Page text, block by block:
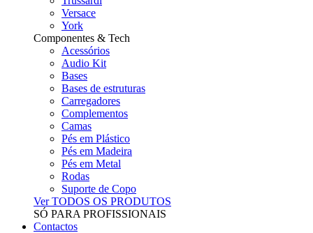
Versace
York
Componentes & Tech
Acessórios
Audio Kit
Bases
Bases de estruturas
Carregadores
Complementos
Camas
Pés em Plástico
Pés em Madeira
Pés em Metal
Rodas
Suporte de Copo
Ver TODOS OS PRODUTOS
SÓ PARA PROFISSIONAIS
Contactos